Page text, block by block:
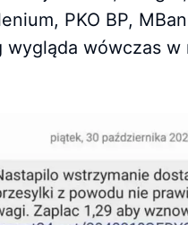
PKO BP,
wygląda wówczas w